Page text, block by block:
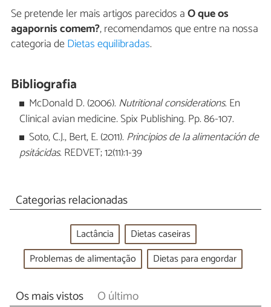
Se pretende ler mais artigos parecidos aO que os
agapornis comem?, recomendamos que entre na nossa
categoria deDietas equilibradas.
Bibliografia
McDonald D. (2006). Nutritional considerations. En
Clinical avian medicine.Spix Publishing. Pp. 86-107.
Soto, C.J., Bert, E. (2011). Principios de la alimentación de
psitácidas. REDVET; 12(11):1-39
Categorias relacionadas
Lactância
Dietas caseiras
Problemas de alimentação
Dietas para engordar
Os mais vistos O último